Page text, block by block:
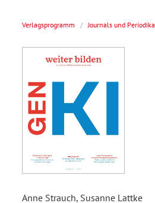
Verlagsprogramm / Journals und Periodika
Anne Strauch, Susanne Lattke